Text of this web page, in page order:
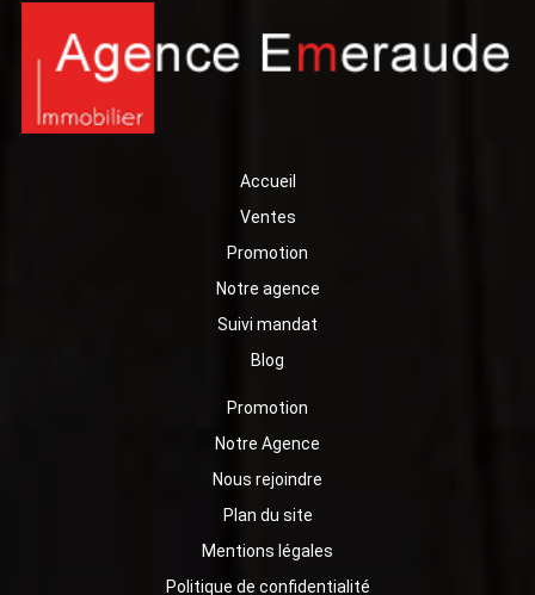
Accueil
Ventes
Promotion
Notre agence
Suivi mandat
Blog
Promotion
Notre Agence
Nous rejoindre
Plan du site
Mentions légales
Politique de confidentialité